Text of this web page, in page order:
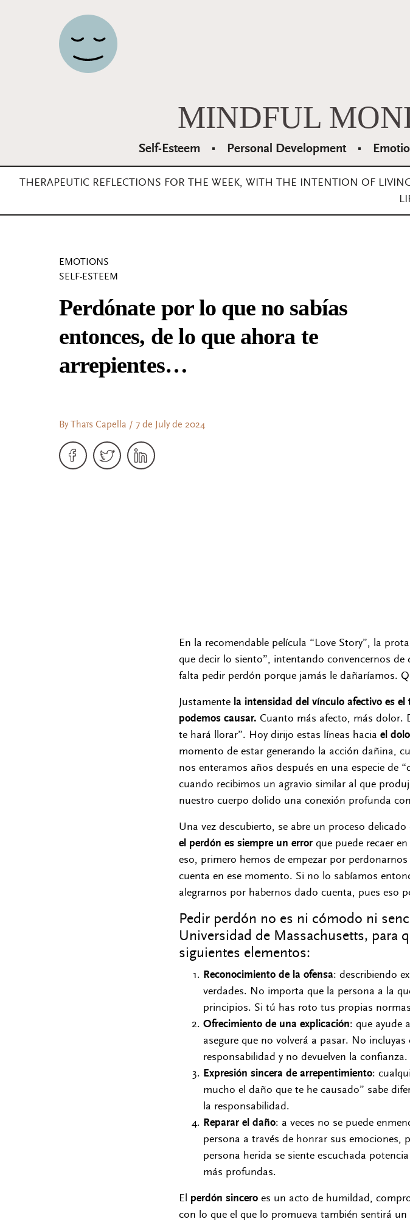
Main Navigation
MINDFUL
Self-Esteem Personal Development
THERAPEUTIC REFLECTIONS FOR THE WEEK, WITH THE INTENTION OF
EMOTIONS
SELF-ESTEEM
Perdónate por lo que no sabías
entonces, de lo que ahora te
arrepientes…
By Thaïs Capella / 7 de July de 2024
En la recomendable película “Love Story”, la
que decir lo siento”, intentando convencernos
falta pedir perdón porque jamás le dañaríamos.
Justamente la intensidad del vínculo afectivo es
podemos causar. Cuanto más afecto, más dolor.
te hará llorar”. Hoy dirijo estas líneas hacia el
momento de estar generando la acción dañina,
nos enteramos años después en una especie de
cuando recibimos un agravio similar al que
nuestro cuerpo dolido una conexión profunda
Una vez descubierto, se abre un proceso
el perdón es siempre un errorque puede recaer
eso, primero hemos de empezar por
cuenta en ese momento. Si no lo sabíamos
alegrarnos por habernos dado cuenta, pues eso
Pedir perdón no es ni cómodo ni
Universidad de Massachusetts, para
siguientes elementos:
Reconocimiento de la ofensa: describiendo
verdades. No importa que la persona a la
principios. Si tú has roto tus propias
Ofrecimiento de una explicación: que ayude
asegure que no volverá a pasar. No
responsabilidad y no devuelven la confianza.
Expresión sincera de arrepentimiento:
mucho el daño que te he causado” sabe
la responsabilidad.
Reparar el daño: a veces no se puede
persona a través de honrar sus emociones,
persona herida se siente escuchada
más profundas.
El perdón sinceroes un acto de humildad,
con lo que el que lo promueva también sentirá